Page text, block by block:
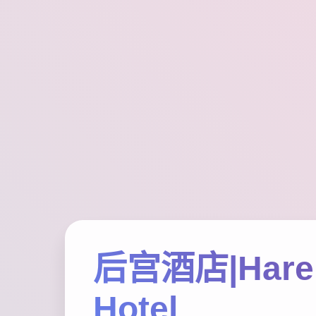
后宫酒店
Hotel